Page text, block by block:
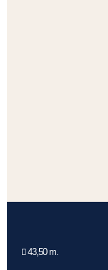
43,50 m.